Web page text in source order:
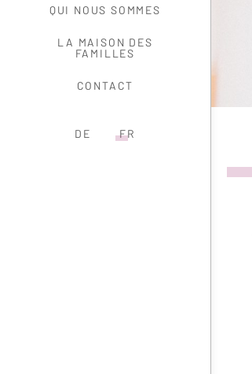
QUI NOUS SOMMES
LA MAISON DES
FAMILLES
CONTACT
DE FR